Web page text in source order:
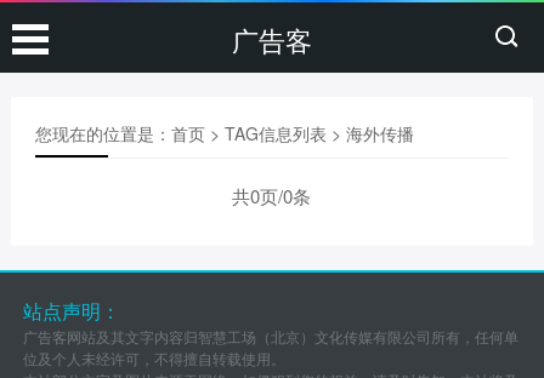
广告客
您现在的位置是： 首页> TAG信息列表 > 海外传播
共0页/0条
站点声明：
广告客网站及其文字内容归智慧工场（北京）文化传媒有限公司所有，任何单
位及个人未经许可，不得擅自转载使用。